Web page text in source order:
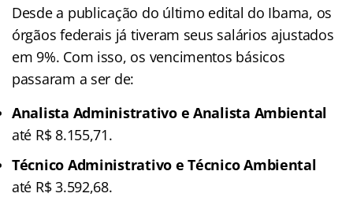
Desde a publicação do último edital do Ibama, os
órgãos federais já tiveram seus salários ajustados
em 9%. Com isso, os vencimentos básicos
passaram a ser de:
Analista Administrativo e Analista Ambiental
até R$ 8.155,71.
Técnico Administrativo e Técnico Ambiental
até R$ 3.592,68.